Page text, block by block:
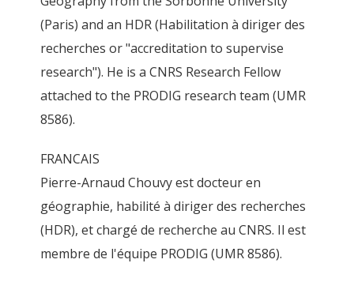
(Paris) and an HDR (Habilitation à diriger des
recherches or "accreditation to supervise
research"). He is a CNRS Research Fellow
attached to the PRODIG research team (UMR
8586).
FRANCAIS
Pierre-Arnaud Chouvy est docteur en
géographie, habilité à diriger des recherches
(HDR), et chargé de recherche au CNRS. Il est
membre de l'équipe PRODIG (UMR 8586).